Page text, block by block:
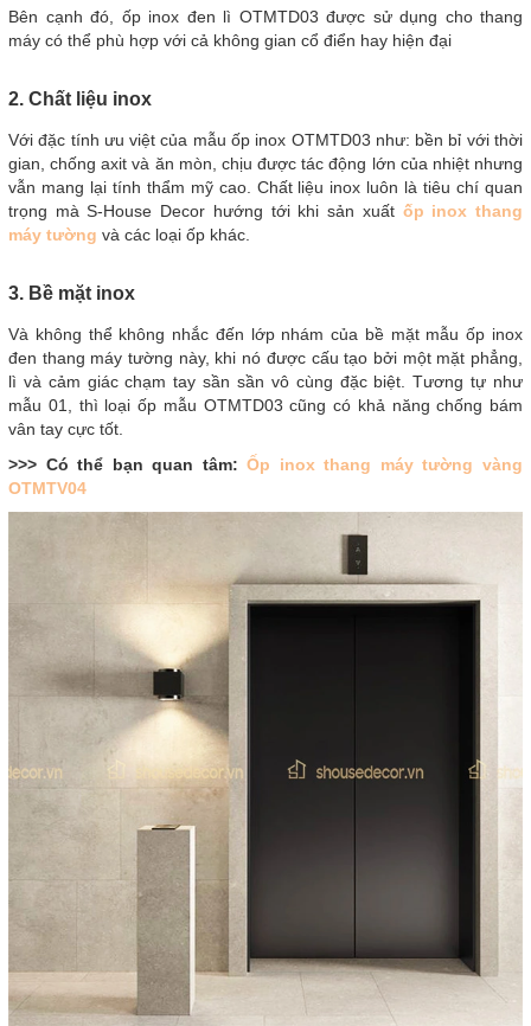
Bên cạnh đó, ốp inox đen lì OTMTD03 được sử dụng cho thang
máy có thể phù hợp với cả không gian cổ điển hay hiện đại
2. Chất liệu inox
Với đặc tính ưu việt của mẫu ốp inox OTMTD03 như: bền bỉ với thời
gian, chống axit và ăn mòn, chịu được tác động lớn của nhiệt nhưng
vẫn mang lại tính thẩm mỹ cao. Chất liệu inox luôn là tiêu chí quan
trọng mà S-House Decor hướng tới khi sản xuất ốp inox thang
máy tường và các loại ốp khác.
3. Bề mặt inox
Và không thể không nhắc đến lớp nhám của bề mặt mẫu ốp inox
đen thang máy tường này, khi nó được cấu tạo bởi một mặt phẳng,
lì và cảm giác chạm tay sần sần vô cùng đặc biệt. Tương tự như
mẫu 01, thì loại ốp mẫu OTMTD03 cũng có khả năng chống bám
vân tay cực tốt.
>>> Có thể bạn quan tâm:Ốp inox thang máy tường vàng
OTMTV04